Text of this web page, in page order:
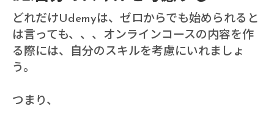
どれだけUdemyは、ゼロからでも始められると
は言っても、、、オンラインコースの内容を作
る際には、自分のスキルを考慮にいれましょ
う。
つまり、